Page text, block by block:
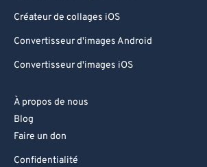
Créateur de collages iOS
Convertisseur d'images Android
Convertisseur d'images iOS
À propos de nous
Blog
Faire un don
Confidentialité